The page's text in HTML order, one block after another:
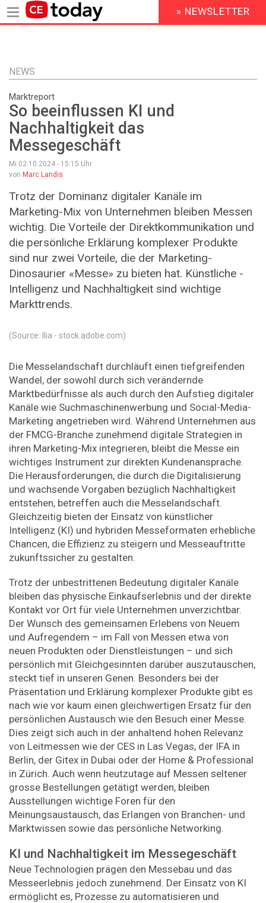
Inhalt
HEADER
MENU
» NEWSLETTER
NEWS
Marktreport
So beeinflussen KI und
Nachhaltigkeit das
Messegeschäft
Mi 02.10.2024 - 15:15 Uhr
von Marc Landis
Trotz der Dominanz digitaler Kanäle im
Marketing-Mix von Unternehmen bleiben Messen
wichtig. Die Vorteile der Direktkommunikation und
die persönliche Erklärung komplexer Produkte
sind nur zwei Vorteile, die der Marketing-
Dinosaurier «Messe» zu bieten hat. Künstliche ­
Intelligenz und Nachhaltigkeit sind wichtige
Markttrends.
(Source: Ilia - stock.adobe.com)
Die Messelandschaft durchläuft einen tiefgreifenden
Wandel, der sowohl durch sich verändernde
Marktbedürfnisse als auch durch den Aufstieg digitaler
Kanäle wie Suchmaschinenwerbung und Social-Media-
Marketing angetrieben wird. Während Unternehmen aus
der FMCG-Branche zunehmend digitale Strategien in
ihren Marketing-Mix inte­grieren, bleibt die Messe ein
wichtiges Instrument zur direkten Kundenansprache.
Die Herausforderungen, die durch die Digitalisierung
und wachsende Vorgaben bezüglich Nachhaltigkeit
entstehen, betreffen auch die Messelandschaft.
Gleichzeitig bieten der Einsatz von künstlicher
Intelligenz (KI) und hybriden Messeformaten erhebliche
Chancen, die Effizienz zu steigern und Messeauftritte
zukunftssicher zu gestalten.
Trotz der unbestrittenen Bedeutung digitaler Kanäle
bleiben das physische Einkaufserlebnis und der direkte
Kontakt vor Ort für viele Unternehmen unverzichtbar.
Der Wunsch des gemeinsamen Erlebens von Neuem
und Aufregendem – im Fall von Messen etwa von
neuen Produkten oder Dienstleistungen – und sich
persönlich mit Gleichgesinnten darüber auszutauschen,
steckt tief in unseren Genen. Besonders bei der
Präsentation und Erklärung komplexer Produkte gibt es
nach wie vor kaum einen gleichwertigen Ersatz für den
persönlichen Austausch wie den Besuch einer Messe.
Dies zeigt sich auch in der anhaltend hohen Relevanz
von Leitmessen wie der CES in Las Vegas, der IFA in
Berlin, der Gitex in Dubai oder der Home & Professional
in Zürich. Auch wenn heutzutage auf Messen seltener
grosse Bestellungen getätigt werden, bleiben
Ausstellungen wichtige Foren für den
Meinungsaustausch, das Erlangen von Branchen- und
Marktwissen sowie das persönliche Networking.
KI und Nachhaltigkeit im Messegeschäft
Neue Technologien prägen den Messebau und das
Messe­erlebnis jedoch zunehmend. Der Einsatz von KI
ermöglicht es, Prozesse zu automatisieren und